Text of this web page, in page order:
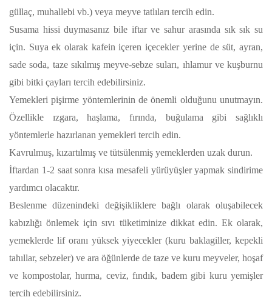
güllaç, muhallebi vb.) veya meyve tatlıları tercih edin.
Susama hissi duymasanız bile iftar ve sahur arasında sık sık su
için. Suya ek olarak kafein içeren içecekler yerine de süt, ayran,
sade soda, taze sıkılmış meyve-sebze suları, ıhlamur ve kuşburnu
gibi bitki çayları tercih edebilirsiniz.
Yemekleri pişirme yöntemlerinin de önemli olduğunu unutmayın.
Özellikle ızgara, haşlama, fırında, buğulama gibi sağlıklı
yöntemlerle hazırlanan yemekleri tercih edin.
Kavrulmuş, kızartılmış ve tütsülenmiş yemeklerden uzak durun.
İftardan 1-2 saat sonra kısa mesafeli yürüyüşler yapmak sindirime
yardımcı olacaktır.
Beslenme düzenindeki değişikliklere bağlı olarak oluşabilecek
kabızlığı önlemek için sıvı tüketiminize dikkat edin. Ek olarak,
yemeklerde lif oranı yüksek yiyecekler (kuru baklagiller, kepekli
tahıllar, sebzeler) ve ara öğünlerde de taze ve kuru meyveler, hoşaf
ve kompostolar, hurma, ceviz, fındık, badem gibi kuru yemişler
tercih edebilirsiniz.